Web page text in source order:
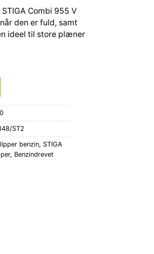
Combi 955 V
den er fuld, samt
ideel til store plæner
ST2
benzin, STIGA
, Benzindrevet